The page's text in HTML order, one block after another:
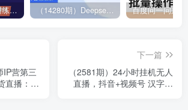
杨名商业IP孵化训练营，从商业到内容到转化一站式学 价值5980元 （14280期）Deepseek+多维表格，银行营销新利器，深度解析应用策略，提升营销效果
IP营第三
直播：帮
下一篇
（2581期）24小时挂机无人
直播，抖音+视频号 汉字找